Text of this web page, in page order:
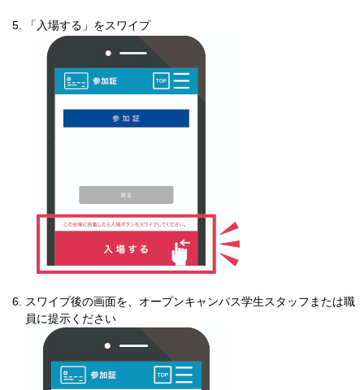
「入場する」をスワイプ
スワイプ後の画面を、オープンキャンパス学生スタッフまたは職
員に提示ください